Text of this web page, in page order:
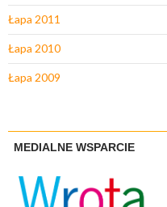
Łapa 2011
Łapa 2010
Łapa 2009
MEDIALNE WSPARCIE